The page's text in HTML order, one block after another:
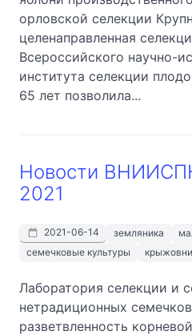
орловской селекции
целенаправленная
Всероссийского научно-
института селекции
65 лет позволила...
Новости
2021
2021-06-14 земляника
семечковые культуры
Лаборатория селекции и
нетрадиционных
разветвленность